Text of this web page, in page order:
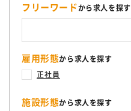
フリーワードから求人を探す
雇用形態から求人を探す
正社員
施設形態から求人を探す